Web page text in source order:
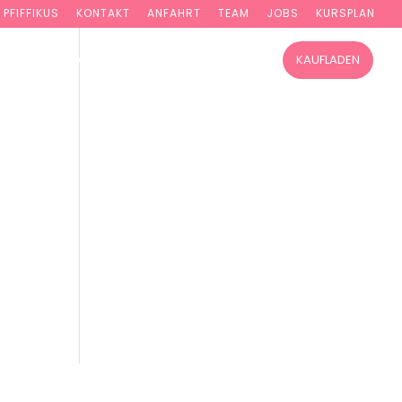
PFIFFIKUS KONTAKT ANFAHRT TEAM JOBS KURSPLAN
WORKSHOPS KAUFLADEN